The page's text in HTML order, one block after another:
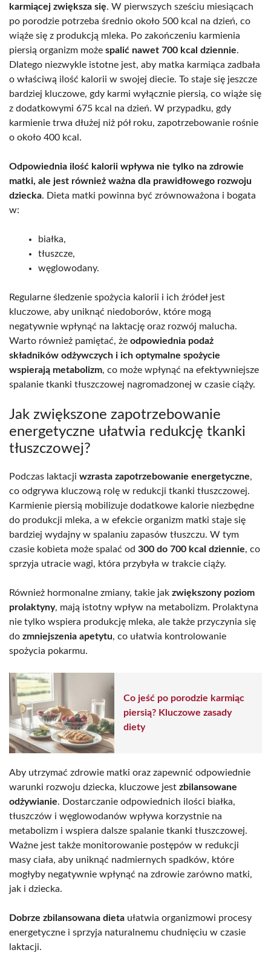
karmiącej zwiększa się. W pierwszych sześciu miesiącach
po porodzie potrzeba średnio około 500 kcal na dzień, co
wiąże się z produkcją mleka. Po zakończeniu karmienia
piersią organizm może spalić nawet 700 kcal dziennie.
Dlatego niezwykle istotne jest, aby matka karmiąca zadbała
o właściwą ilość kalorii w swojej diecie. To staje się jeszcze
bardziej kluczowe, gdy karmi wyłącznie piersią, co wiąże się
z dodatkowymi 675 kcal na dzień. W przypadku, gdy
karmienie trwa dłużej niż pół roku, zapotrzebowanie rośnie
o około 400 kcal.
Odpowiednia ilość kalorii wpływa nie tylko na zdrowie
matki, ale jest również ważna dla prawidłowego rozwoju
dziecka. Dieta matki powinna być zrównoważona i bogata
w:
białka,
tłuszcze,
węglowodany.
Regularne śledzenie spożycia kalorii i ich źródeł jest
kluczowe, aby uniknąć niedoborów, które mogą
negatywnie wpłynąć na laktację oraz rozwój malucha.
Warto również pamiętać, że odpowiednia podaż
składników odżywczych i ich optymalne spożycie
wspierają metabolizm, co może wpłynąć na efektywniejsze
spalanie tkanki tłuszczowej nagromadzonej w czasie ciąży.
Jak zwiększone zapotrzebowanie
energetyczne ułatwia redukcję tkanki
tłuszczowej?
Podczas laktacji wzrasta zapotrzebowanie energetyczne,
co odgrywa kluczową rolę w redukcji tkanki tłuszczowej.
Karmienie piersią mobilizuje dodatkowe kalorie niezbędne
do produkcji mleka, a w efekcie organizm matki staje się
bardziej wydajny w spalaniu zapasów tłuszczu. W tym
czasie kobieta może spalać od 300 do 700 kcal dziennie, co
sprzyja utracie wagi, która przybyła w trakcie ciąży.
Również hormonalne zmiany, takie jak zwiększony poziom
prolaktyny, mają istotny wpływ na metabolizm. Prolaktyna
nie tylko wspiera produkcję mleka, ale także przyczynia się
do zmniejszenia apetytu, co ułatwia kontrolowanie
spożycia pokarmu.
Co jeść po porodzie karmiąc
piersią? Kluczowe zasady
diety
Aby utrzymać zdrowie matki oraz zapewnić odpowiednie
warunki rozwoju dziecka, kluczowe jest zbilansowane
odżywianie. Dostarczanie odpowiednich ilości białka,
tłuszczów i węglowodanów wpływa korzystnie na
metabolizm i wspiera dalsze spalanie tkanki tłuszczowej.
Ważne jest także monitorowanie postępów w redukcji
masy ciała, aby uniknąć nadmiernych spadków, które
mogłyby negatywnie wpłynąć na zdrowie zarówno matki,
jak i dziecka.
Dobrze zbilansowana dieta ułatwia organizmowi procesy
energetyczne i sprzyja naturalnemu chudnięciu w czasie
laktacji.